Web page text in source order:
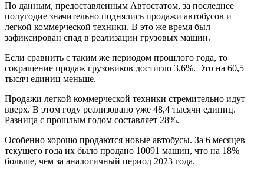
По данным, предоставленным Автостатом, за последнее
полугодие значительно поднялись продажи автобусов и
легкой коммерческой техники. В это же время был
зафиксирован спад в реализации грузовых машин.
Если сравнить с таким же периодом прошлого года, то
сокращение продаж грузовиков достигло 3,6%. Это на 60,5
тысяч единиц меньше.
Продажи легкой коммерческой техники стремительно идут
вверх. В этом году реализовано уже 48,4 тысячи единиц.
Разница с прошлым годом составляет 28%.
Особенно хорошо продаются новые автобусы. За 6 месяцев
текущего года их было продано 10091 машин, что на 18%
больше, чем за аналогичный период 2023 года.